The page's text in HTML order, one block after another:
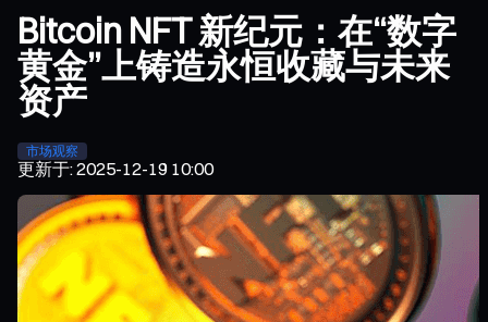
Bitcoin NFT 新纪元：在“数字
黄金”上铸造永恒收藏与未来
资产
市场观察
更新于:2025-12-19 10:00